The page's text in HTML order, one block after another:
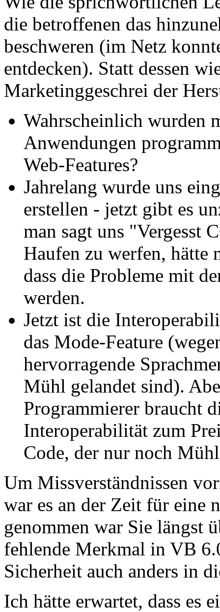
die betroffenen das
beschweren (im Netz
entdecken). Statt dessen
Marketinggeschrei der
Wahrscheinlich wurden
Anwendungen
Web-Features?
Jahrelang wurde uns
erstellen - jetzt gibt es
man sagt uns "Vergesst
Haufen zu werfen, hätte
dass die Probleme mit
werden.
Jetzt ist die
das Mode-Feature
hervorragende
Mühl gelandet sind).
Programmierer braucht
Interoperabilität zum
Code, der nur noch
Um Missverständnissen
war es an der Zeit für eine
genommen war Sie längst
fehlende Merkmal in VB
Sicherheit auch anders in
Ich hätte erwartet, dass es